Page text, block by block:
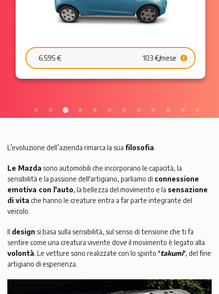
6.595 € 103 €/mese
L’evoluzione dell’azienda rimarca la sua filosofia.
Le Mazda sono automobili che incorporano le capacità, la
sensibilità e la passione dell'artigiano, parliamo di connessione
emotiva con l'auto, la bellezza del movimento e la sensazione
di vita che hanno le creature entra a far parte integrante del
veicolo.
design si basa sulla sensibilità, sul senso di tensione che ti fa
sentire come una creatura vivente dove il movimento è legato alla
volontà. Le vetture sono realizzate con lo spirito "takumi", del fine
artigiano di esperienza.